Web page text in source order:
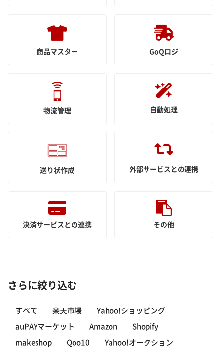
商品マスター GoQロジ
物流管理 自動処理
送り状作成 外部サービスとの連携
決済サービスとの連携 その他
さらに絞り込む
すべて 楽天市場
Yahoo!ショッピング
auPAYマーケット
Amazon
Shopify
makeshop
Qoo10
Yahoo!オークション